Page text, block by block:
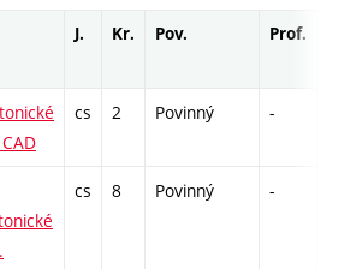
J. Kr. Pov. Prof.
cs 2 Povinný -
cs 8 Povinný -